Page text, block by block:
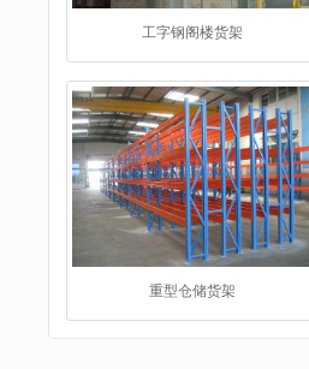
重型仓储货架